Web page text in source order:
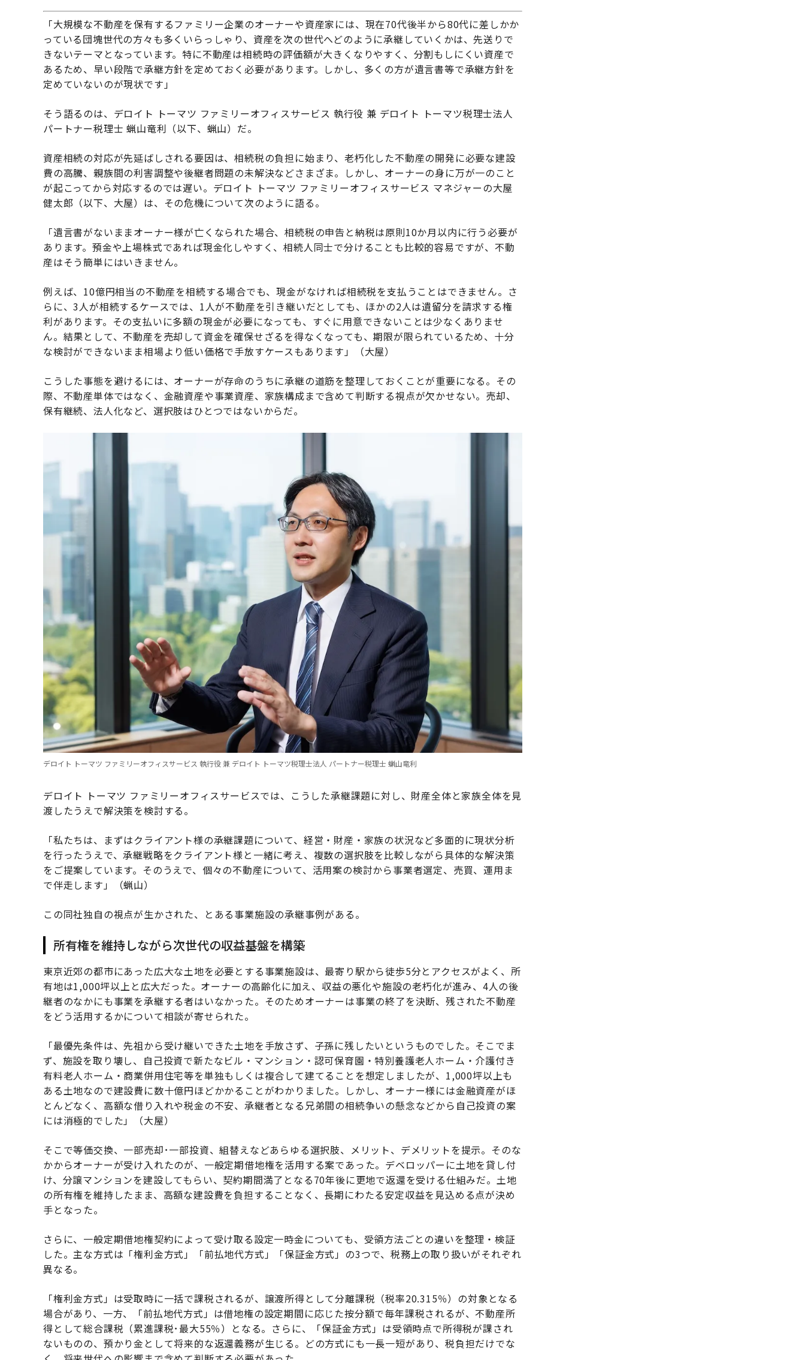
「大規模な不動産を保有するファミリー企業のオーナーや資産家には、現在70代後半から80代に差しかか
っている団塊世代の方々も多くいらっしゃり、資産を次の世代へどのように承継していくかは、先送りで
きないテーマとなっています。特に不動産は相続時の評価額が大きくなりやすく、分割もしにくい資産で
あるため、早い段階で承継方針を定めておく必要があります。しかし、多くの方が遺言書等で承継方針を
定めていないのが現状です」
そう語るのは、デロイト トーマツ ファミリーオフィスサービス 執行役 兼 デロイト トーマツ税理士法人
パートナー税理士 蝋山竜利（以下、蝋山）だ。
資産相続の対応が先延ばしされる要因は、相続税の負担に始まり、老朽化した不動産の開発に必要な建設
費の高騰、親族間の利害調整や後継者問題の未解決などさまざま。しかし、オーナーの身に万が一のこと
が起こってから対応するのでは遅い。デロイト トーマツ ファミリーオフィスサービス マネジャーの大屋
健太郎（以下、大屋）は、その危機について次のように語る。
「遺言書がないままオーナー様が亡くなられた場合、相続税の申告と納税は原則10か月以内に行う必要が
あります。預金や上場株式であれば現金化しやすく、相続人同士で分けることも比較的容易ですが、不動
産はそう簡単にはいきません。
例えば、10億円相当の不動産を相続する場合でも、現金がなければ相続税を支払うことはできません。さ
らに、3人が相続するケースでは、1人が不動産を引き継いだとしても、ほかの2人は遺留分を請求する権
利があります。その支払いに多額の現金が必要になっても、すぐに用意できないことは少なくありませ
ん。結果として、不動産を売却して資金を確保せざるを得なくなっても、期限が限られているため、十分
な検討ができないまま相場より低い価格で手放すケースもあります」（大屋）
こうした事態を避けるには、オーナーが存命のうちに承継の道筋を整理しておくことが重要になる。その
際、不動産単体ではなく、金融資産や事業資産、家族構成まで含めて判断する視点が欠かせない。売却、
保有継続、法人化など、選択肢はひとつではないからだ。
デロイト トーマツ ファミリーオフィスサービス 執行役 兼 デロイト トーマツ税理士法人 パートナー税理士 蝋山竜利
デロイト トーマツ ファミリーオフィスサービスでは、こうした承継課題に対し、財産全体と家族全体を見
渡したうえで解決策を検討する。
「私たちは、まずはクライアント様の承継課題について、経営・財産・家族の状況など多面的に現状分析
を行ったうえで、承継戦略をクライアント様と一緒に考え、複数の選択肢を比較しながら具体的な解決策
をご提案しています。そのうえで、個々の不動産について、活用案の検討から事業者選定、売買、運用ま
で伴走します」（蝋山）
この同社独自の視点が生かされた、とある事業施設の承継事例がある。
所有権を維持しながら次世代の収益基盤を構築
東京近郊の都市にあった広大な土地を必要とする事業施設は、最寄り駅から徒歩5分とアクセスがよく、所
有地は1,000坪以上と広大だった。オーナーの高齢化に加え、収益の悪化や施設の老朽化が進み、4人の後
継者のなかにも事業を承継する者はいなかった。そのためオーナーは事業の終了を決断、残された不動産
をどう活用するかについて相談が寄せられた。
「最優先条件は、先祖から受け継いできた土地を手放さず、子孫に残したいというものでした。そこでま
ず、施設を取り壊し、自己投資で新たなビル・マンション・認可保育園・特別養護老人ホーム・介護付き
有料老人ホーム・商業併用住宅等を単独もしくは複合して建てることを想定しましたが、1,000坪以上も
ある土地なので建設費に数十億円ほどかかることがわかりました。しかし、オーナー様には金融資産がほ
とんどなく、高額な借り入れや税金の不安、承継者となる兄弟間の相続争いの懸念などから自己投資の案
には消極的でした」（大屋）
そこで等価交換、一部売却･一部投資、組替えなどあらゆる選択肢、メリット、デメリットを提示。そのな
かからオーナーが受け入れたのが、一般定期借地権を活用する案であった。デベロッパーに土地を貸し付
け、分譲マンションを建設してもらい、契約期間満了となる70年後に更地で返還を受ける仕組みだ。土地
の所有権を維持したまま、高額な建設費を負担することなく、長期にわたる安定収益を見込める点が決め
手となった。
さらに、一般定期借地権契約によって受け取る設定一時金についても、受領方法ごとの違いを整理・検証
した。主な方式は「権利金方式」「前払地代方式」「保証金方式」の3つで、税務上の取り扱いがそれぞれ
異なる。
「権利金方式」は受取時に一括で課税されるが、譲渡所得として分離課税（税率20.315％）の対象となる
場合があり、一方、「前払地代方式」は借地権の設定期間に応じた按分額で毎年課税されるが、不動産所
得として総合課税（累進課税･最大55％）となる。さらに、「保証金方式」は受領時点で所得税が課され
ないものの、預かり金として将来的な返還義務が生じる。どの方式にも一長一短があり、税負担だけでな